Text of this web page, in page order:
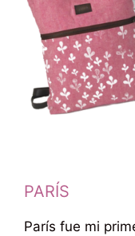
PARÍS
París fue mi